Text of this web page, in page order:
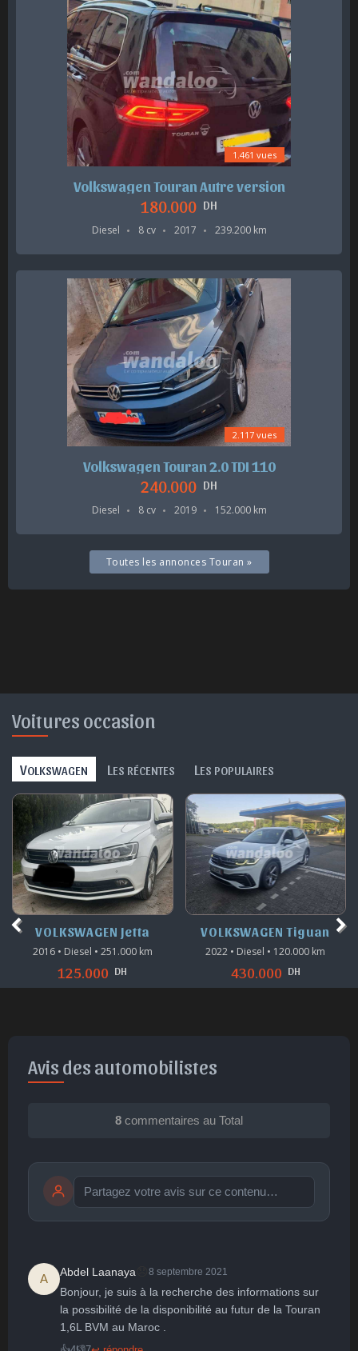
1.461 vues
Volkswagen Touran Autre version
180.000 DH
Diesel 8 cv 2017 239.200 km
2.117 vues
Volkswagen Touran 2.0 TDI 110
240.000 DH
Diesel 8 cv 2019 152.000 km
Toutes les annonces Touran »
Voitures occasion
VOLKSWAGEN L ES RÉCENTES L ES POPULAIRES
VOLKSWAGEN Jetta
2016 • Diesel • 251.000 km
125.000 DH
VOLKSWAGEN Tiguan
2022 • Diesel • 120.000 km
430.000 DH
Avis des automobilistes
8 commentaires au Total
🤩
Parfait
👏
Bravo
😄 🙂 😐
😮 😞
publication immédiate Publier
A
Abdel Laanaya 8 septembre 2021
Bonjour, je suis à la recherche des informations sur
la possibilité de la disponibilité au futur de la Touran
1,6L BVM au Maroc .